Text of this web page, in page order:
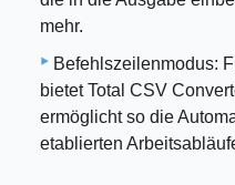
mehr.
Befehlszeilenmodus:
bietet Total CSV
ermöglicht so die
etablierten